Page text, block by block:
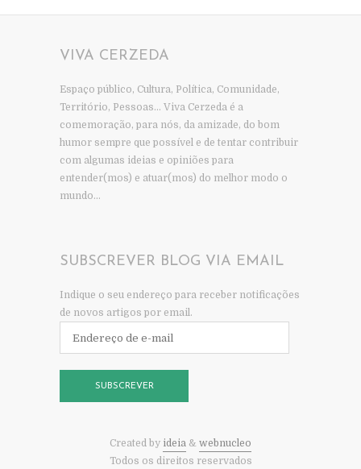
VIVA CERZEDA
Espaço público, Cultura, Política, Comunidade,
Território, Pessoas… Viva Cerzeda é a
comemoração, para nós, da amizade, do bom
humor sempre que possível e de tentar contribuir
com algumas ideias e opiniões para
entender(mos) e atuar(mos) do melhor modo o
mundo…
SUBSCREVER BLOG VIA EMAIL
Indique o seu endereço para receber notificações
de novos artigos por email.
SUBSCREVER
Created by ideia & webnucleo
Todos os direitos reservados